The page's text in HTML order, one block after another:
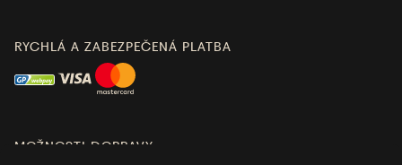
RYCHLÁ A ZABEZPEČENÁ PLATBA
MOŽNOSTI DOPRAVY